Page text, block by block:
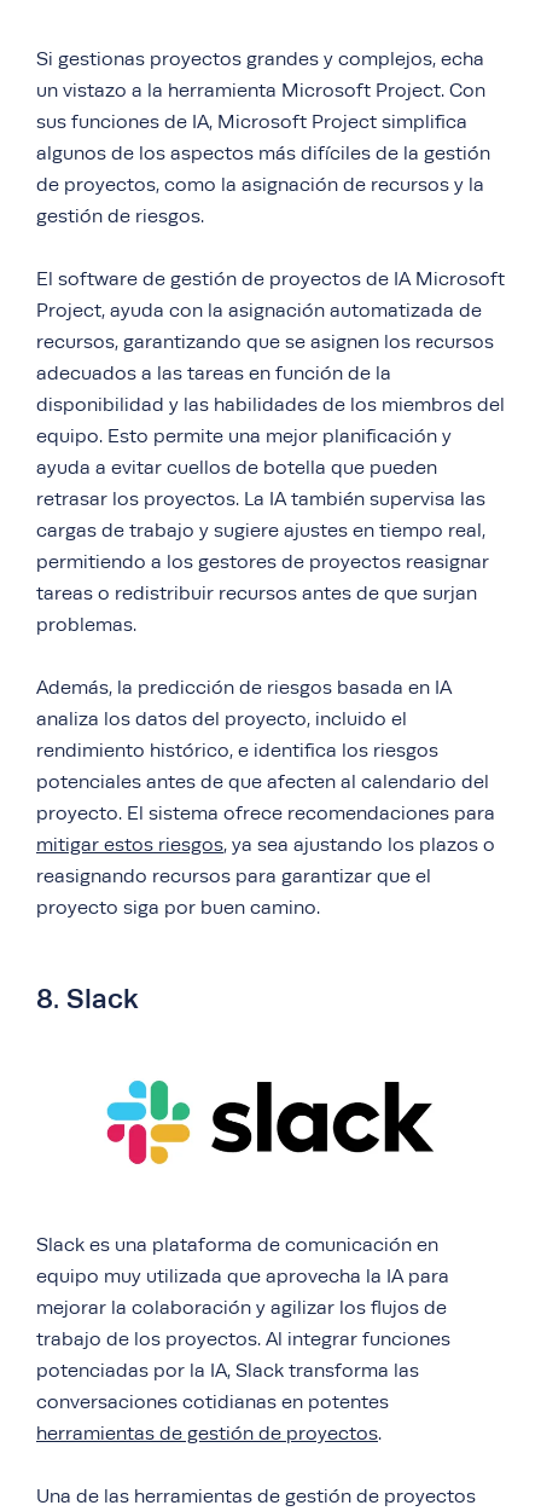
Si gestionas proyectos grandes y complejos, echa
un vistazo a la herramienta Microsoft Project. Con
sus funciones de IA, Microsoft Project simplifica
algunos de los aspectos más difíciles de la gestión
de proyectos, como la asignación de recursos y la
gestión de riesgos.
El software de gestión de proyectos de IA Microsoft
Project, ayuda con la asignación automatizada de
recursos, garantizando que se asignen los recursos
adecuados a las tareas en función de la
disponibilidad y las habilidades de los miembros del
equipo. Esto permite una mejor planificación y
ayuda a evitar cuellos de botella que pueden
retrasar los proyectos. La IA también supervisa las
cargas de trabajo y sugiere ajustes en tiempo real,
permitiendo a los gestores de proyectos reasignar
tareas o redistribuir recursos antes de que surjan
problemas.
Además, la predicción de riesgos basada en IA
analiza los datos del proyecto, incluido el
rendimiento histórico, e identifica los riesgos
potenciales antes de que afecten al calendario del
proyecto. El sistema ofrece recomendaciones para
mitigar estos riesgos, ya sea ajustando los plazos o
reasignando recursos para garantizar que el
proyecto siga por buen camino.
8. Slack
Slack es una plataforma de comunicación en
equipo muy utilizada que aprovecha la IA para
mejorar la colaboración y agilizar los flujos de
trabajo de los proyectos. Al integrar funciones
potenciadas por la IA, Slack transforma las
conversaciones cotidianas en potentes
herramientas de gestión de proyectos.
Una de las herramientas de gestión de proyectos